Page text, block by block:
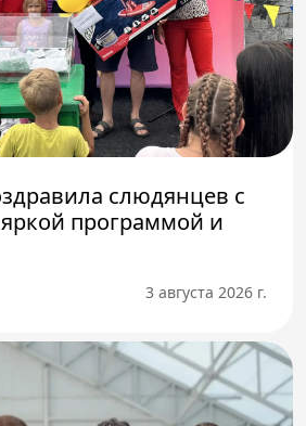
слюдянцев с
программой и
3 августа 2026 г.